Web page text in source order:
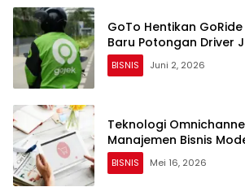
GoTo Hentikan
Baru Potongan Driver
BISNIS Juni 2, 2026
Teknologi
Manajemen Bisnis
BISNIS Mei 16, 2026